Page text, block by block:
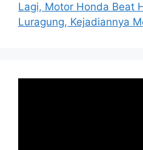
Lagi, Motor Honda Beat
Luragung, Kejadiannya